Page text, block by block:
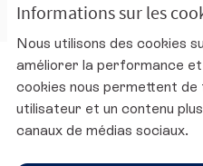
Informations sur les
Nous utilisons des cookies
améliorer la performance
cookies nous permettent
utilisateur et un contenu
canaux de médias sociaux.
Charte d'utilisation de la
Mentions légales
Conditions générales